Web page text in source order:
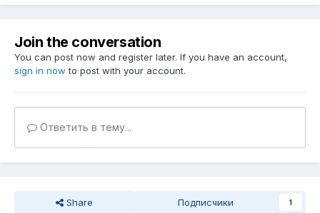
Join the conversation
You can post now and register later. If you have an account,
sign in now to post with your account.
Ответить в тему...
Share Подписчики 1